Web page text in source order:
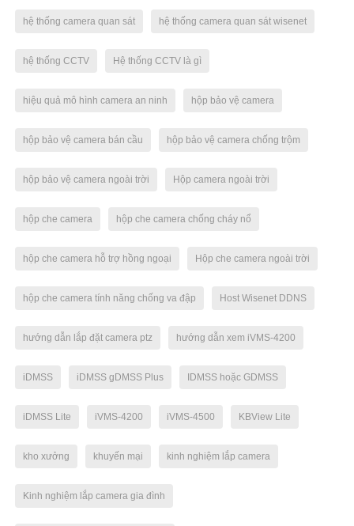
hệ thống camera quan sát hệ thống camera quan sát wisenet
hệ thống CCTV Hệ thống CCTV là gì
hiệu quả mô hình camera an ninh hộp bảo vệ camera
hộp bảo vệ camera bán cầu hộp bảo vệ camera chống trộm
hộp bảo vệ camera ngoài trời Hộp camera ngoài trời
hộp che camera hộp che camera chống cháy nổ
hộp che camera hỗ trợ hồng ngoại Hộp che camera ngoài trời
hộp che camera tính năng chống va đập Host Wisenet DDNS
hướng dẫn lắp đặt camera ptz hướng dẫn xem iVMS-4200
iDMSS iDMSS gDMSS Plus IDMSS hoặc GDMSS
iDMSS Lite iVMS-4200 iVMS-4500 KBView Lite
kho xưởng khuyến mại kinh nghiệm lắp camera
Kinh nghiệm lắp camera gia đình